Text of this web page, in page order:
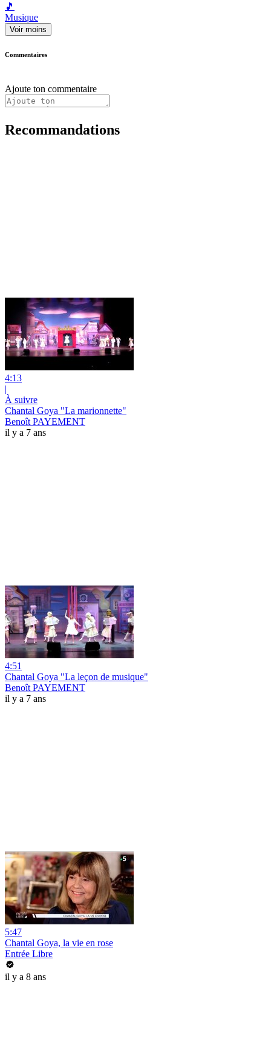
🎵
Musique
Voir moins
Commentaires
Ajoute ton commentaire
Recommandations
4:13
|
À suivre
Chantal Goya "La marionnette"
Benoît PAYEMENT
il y a 7 ans
4:51
Chantal Goya "La leçon de musique"
Benoît PAYEMENT
il y a 7 ans
5:47
Chantal Goya, la vie en rose
Entrée Libre
il y a 8 ans